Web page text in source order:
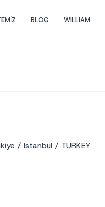
BLOG WILLIAM
/ Istanbul / TURKEY